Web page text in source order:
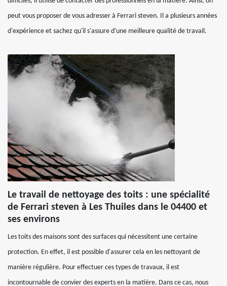
peut vous proposer de vous adresser à Ferrari steven. Il a plusieurs années
d'expérience et sachez qu'il s'assure d'une meilleure qualité de travail.
Le travail de nettoyage des toits : une spécialité
de Ferrari steven à Les Thuiles dans le 04400 et
ses environs
Les toits des maisons sont des surfaces qui nécessitent une certaine
protection. En effet, il est possible d'assurer cela en les nettoyant de
manière régulière. Pour effectuer ces types de travaux, il est
incontournable de convier des experts en la matière. Dans ce cas, nous